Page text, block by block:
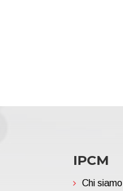
IPCM
Chi siamo